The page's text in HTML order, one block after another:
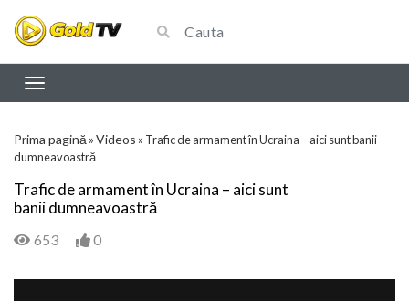
Prima pagină »Videos » Trafic de armament în Ucraina – aici sunt banii
dumneavoastră
Trafic de armament în Ucraina – aici sunt
banii dumneavoastră
653 0